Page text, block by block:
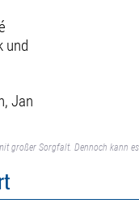
und
Jan
großer Sorgfalt. Dennoch kann